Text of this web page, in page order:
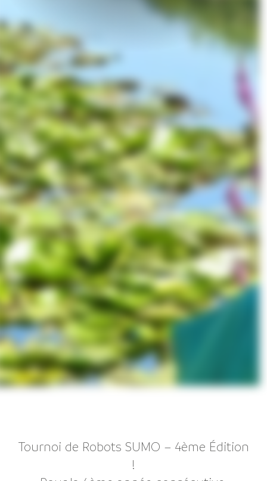
Tournoi de Robots SUMO – 4ème Édition
!